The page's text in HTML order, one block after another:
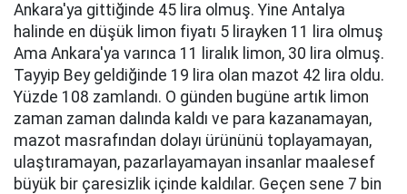
Ankara'ya gittiğinde 45 lira olmuş. Yine Antalya
halinde en düşük limon fiyatı 5 lirayken 11 lira olmuş
Ama Ankara'ya varınca 11 liralık limon, 30 lira olmuş.
Tayyip Bey geldiğinde 19 lira olan mazot 42 lira oldu.
Yüzde 108 zamlandı. O günden bugüne artık limon
zaman zaman dalında kaldı ve para kazanamayan,
mazot masrafından dolayı ürününü toplayamayan,
ulaştıramayan, pazarlayamayan insanlar maalesef
büyük bir çaresizlik içinde kaldılar. Geçen sene 7 bin